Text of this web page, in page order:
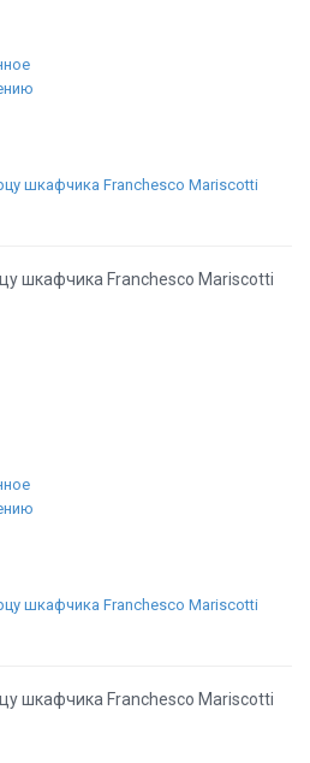
шкафчика Franchesco Mariscotti
шкафчика Franchesco Mariscotti